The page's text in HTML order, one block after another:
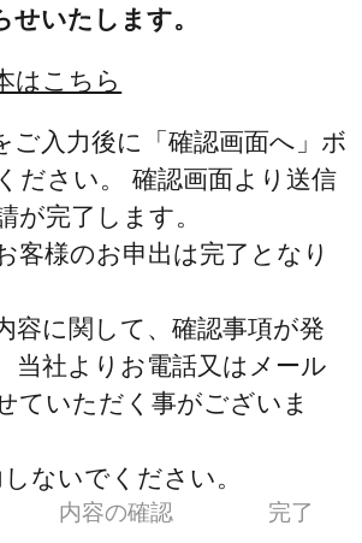
せいたします。
はこちら
ご入力後に「確認画面へ」ボ
ださい。 確認画面より送信
が完了します。
客様のお申出は完了となり
容に関して、確認事項が発
当社よりお電話又はメール
ていただく事がございま
ないでください。
内容の確認 完了